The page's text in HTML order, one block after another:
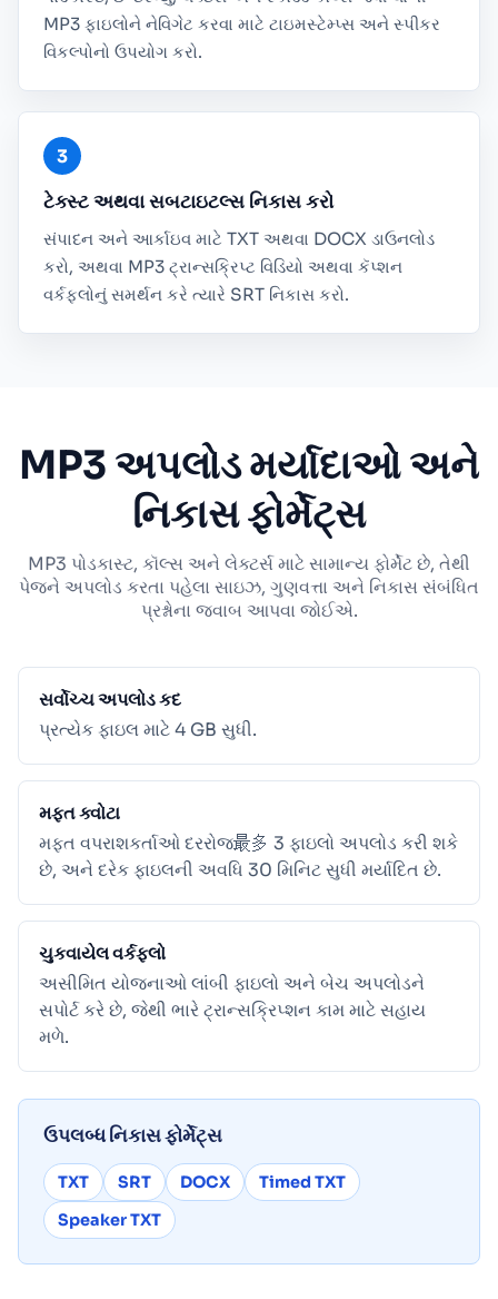
MP3 ફાઇલોને નેવિગેટ કરવા માટે ટાઇમસ્ટેમ્પ્સ અને સ્પીકર
વિકલ્પોનો ઉપયોગ કરો.
ટેક્સ્ટ અથવા સબટાઇટલ્સ નિકાસ કરો
સંપાદન અને આર્કાઇવ માટે TXT અથવા DOCX ડાઉનલોડ
કરો, અથવા MP3 ટ્રાન્સક્રિપ્ટ વિડિયો અથવા કૅપ્શન
વર્કફ્લોનું સમર્થન કરે ત્યારે SRT નિકાસ કરો.
MP3 અપલોડ મર્યાદાઓ અને
નિકાસ ફોર્મેટ્સ
MP3 પોડકાસ્ટ, કૉલ્સ અને લેક્ટર્સ માટે સામાન્ય ફોર્મેટ છે, તેથી
પેજને અપલોડ કરતા પહેલા સાઇઝ, ગુણવત્તા અને નિકાસ સંબંધિત
પ્રશ્નોના જવાબ આપવા જોઈએ.
સર્વોચ્ચ અપલોડ કદ
પ્રત્યેક ફાઇલ માટે 4 GB સુધી.
મફત ક્વોટા
મફત વપરાશકર્તાઓ દરરોજ最多 3 ફાઇલો અપલોડ કરી શકે
છે, અને દરેક ફાઇલની અવધિ 30 મિનિટ સુધી મર્યાદિત છે.
ચુકવાયેલ વર્કફ્લો
અસીમિત યોજનાઓ લાંબી ફાઇલો અને બેચ અપલોડને
સપોર્ટ કરે છે, જેથી ભારે ટ્રાન્સક્રિપ્શન કામ માટે સહાય
મળે.
ઉપલબ્ધ નિકાસ ફોર્મેટ્સ
TXT SRT DOCX
Timed TXT
Speaker TXT